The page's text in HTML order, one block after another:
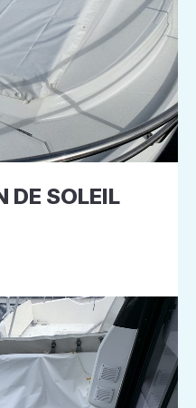
DE SOLEIL